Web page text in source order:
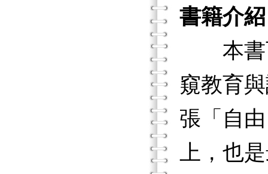
書籍介紹
本書可
窺教育
張「自
上，也